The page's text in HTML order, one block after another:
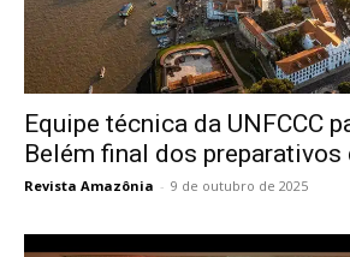
Equipe técnica da UNFCCC
Belém final dos preparativos
Revista Amazônia - 9 de outubro de 2025